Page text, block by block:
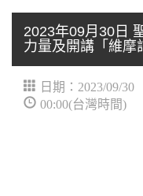
2023年09月30日
力量及開講「維摩
日期：2023/09/30
00:00(台灣時間)